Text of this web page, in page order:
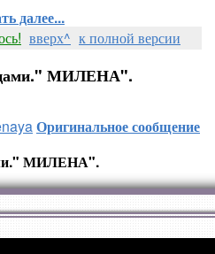
далее...
вверх^ к полной версии
МИЛЕНА".
Оригинальное сообщение
МИЛЕНА".